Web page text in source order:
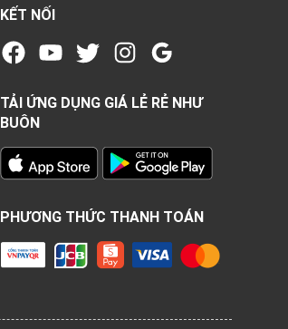
KẾT NỐI
TẢI ỨNG DỤNG GIÁ LẺ RẺ NHƯ
BUÔN
PHƯƠNG THỨC THANH TOÁN